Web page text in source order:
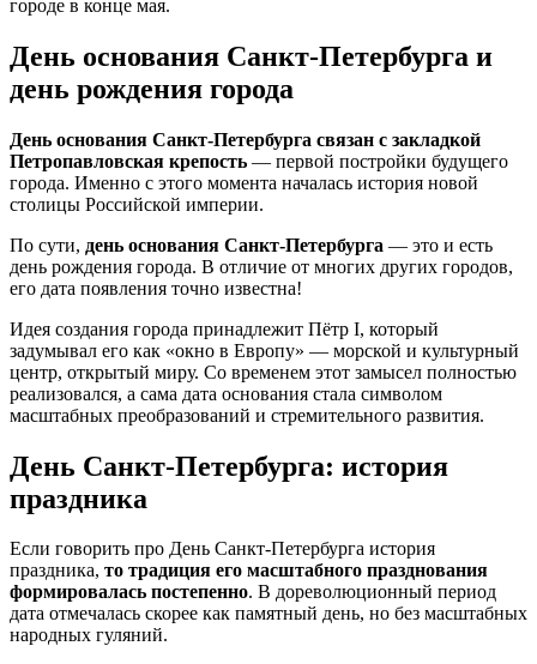
городе в конце мая.
День основания Санкт-Петербурга и
день рождения города
День основания Санкт-Петербурга связан с закладкой
Петропавловская крепость — первой постройки будущего
города. Именно с этого момента началась история новой
столицы Российской империи.
По сути, день основания Санкт-Петербурга — это и есть
день рождения города. В отличие от многих других городов,
его дата появления точно известна!
Идея создания города принадлежит Пётр I, который
задумывал его как «окно в Европу» — морской и культурный
центр, открытый миру. Со временем этот замысел полностью
реализовался, а сама дата основания стала символом
масштабных преобразований и стремительного развития.
День Санкт-Петербурга: история
праздника
Если говорить про День Санкт-Петербурга история
праздника, то традиция его масштабного празднования
формировалась постепенно. В дореволюционный период
дата отмечалась скорее как памятный день, но без масштабных
народных гуляний.